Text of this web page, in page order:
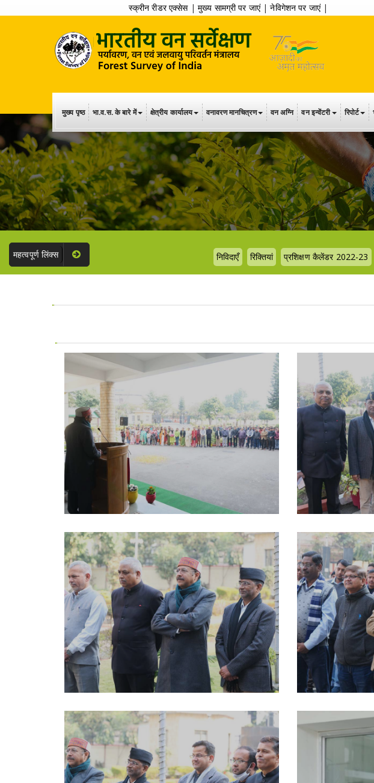
स्क्रीन रीडर एक्सेस|मुख्य सामग्री पर जाएं|नेविगेशन पर जाएं|
मुख्य पृष्ठ भा.व.स. के बारे में क्षेत्रीय कार्यालय वनावरण मानचित्रण वन अग्नि वन इन्वेंटरी रिपोर्ट
महत्वपूर्ण लिंक्स निविदाएँ रिक्तियां प्रशिक्षण कैलेंडर 2022-23